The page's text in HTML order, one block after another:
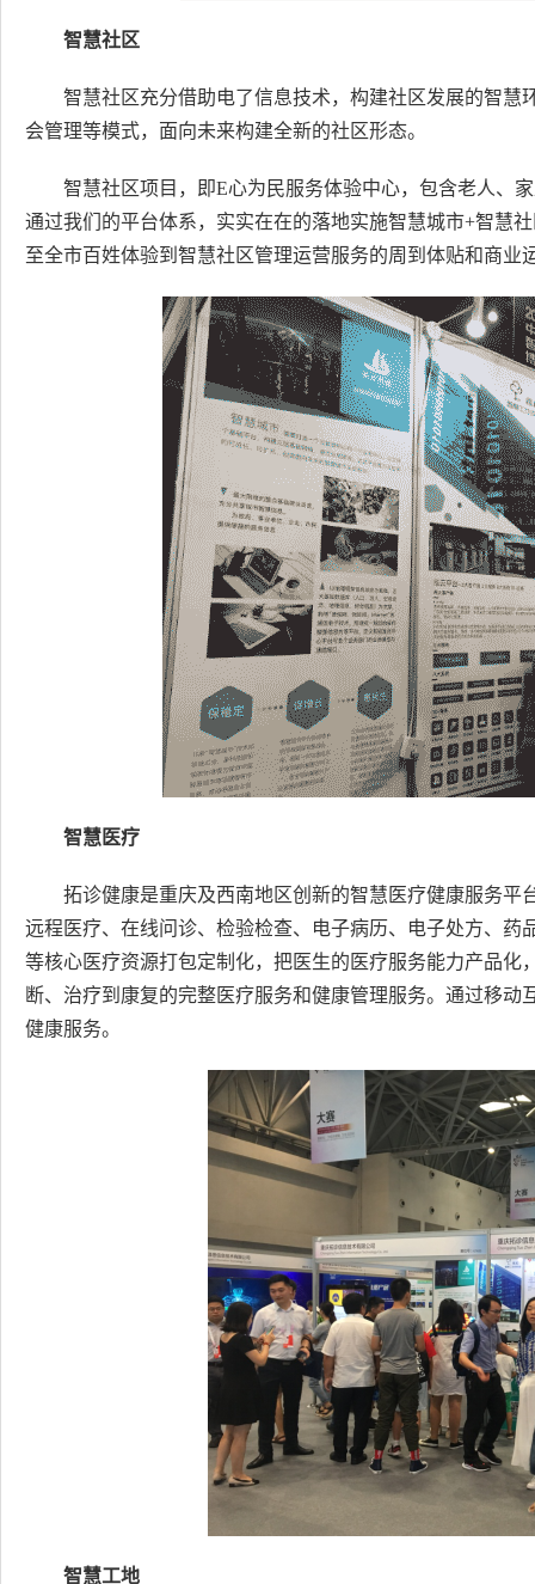
智慧社区
智慧社区充分借助电了信息技术，构建社区发展的智
会管理等模式，面向未来构建全新的社区形态。
智慧社区项目，即E心为民服务体验中心，包含老人、
通过我们的平台体系，实实在在的落地实施智慧城市+智慧
至全市百姓体验到智慧社区管理运营服务的周到体贴和商业
智慧医疗
拓诊健康是重庆及西南地区创新的智慧医疗健康服务
远程医疗、在线问诊、检验检查、电子病历、电子处方、药
等核心医疗资源打包定制化，把医生的医疗服务能力产品
断、治疗到康复的完整医疗服务和健康管理服务。通过移
健康服务。
智慧工地